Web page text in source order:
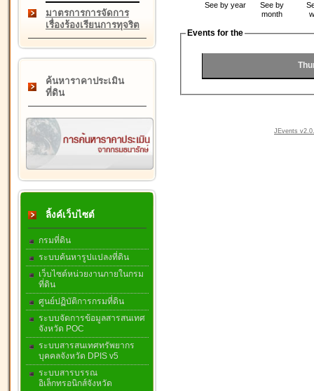
มาตรการการจัดการ
เรื่องร้องเรียนการทุจริต
ค้นหาราคาประเมิน
ที่ดิน
ลิ้งค์เว็บไซต์
กรมที่ดิน
ระบบค้นหารูปแปลงที่ดิน
เว็บไซต์หน่วยงานภายในกรม
ที่ดิน
ศูนย์ปฏิบัติการกรมที่ดิน
ระบบจัดการข้อมูลสารสนเทศ
จังหวัด POC
ระบบสารสนเทศทรัพยากร
บุคคลจังหวัด DPIS v5
ระบบสารบรรณ
อิเล็กทรอนิกส์จังหวัด
See by year
See by
month
Events for the
JEvents